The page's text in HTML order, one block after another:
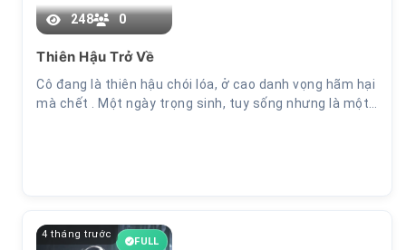
248 0
Thiên Hậu Trở Về
Cô đang là thiên hậu chói lóa, ở cao danh vọng hãm hại
mà chết . Một ngày trọng sinh, tuy sống nhưng là một…
4 tháng trước
FULL